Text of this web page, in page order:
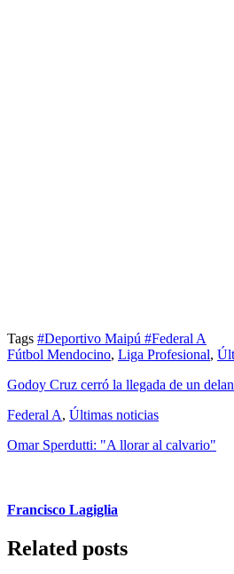
Tags #Deportivo Maipú #Federal A
Fútbol Mendocino, Liga Profesional,
Godoy Cruz cerró la llegada de un
Federal A, Últimas noticias
Omar Sperdutti: "A llorar al calvario"
Francisco Lagiglia
Related posts